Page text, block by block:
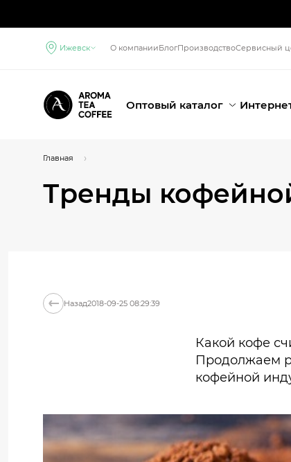
Ижевск О компанииБлогПроизводствоСервисный
Оптовый каталог
Главная
Тренды
Назад2018-09-25 08:29:39
Какой кофе
Продолжаем
кофейной